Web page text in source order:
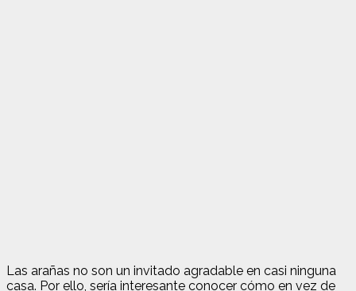
Las arañas no son un invitado agradable en casi ninguna
casa. Por ello, sería interesante conocer cómo en vez de